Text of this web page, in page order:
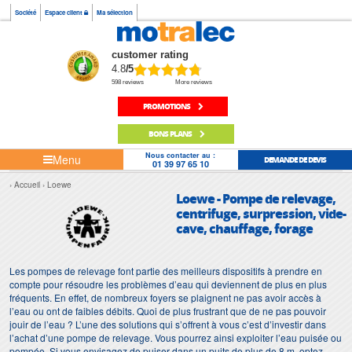
Société Espace client Ma sélection
customer rating
4.8/5
598 reviews More reviews
PROMOTIONS
BONS PLANS
Menu Nous contacter au :
01 39 97 65 10 DEMANDE DE DEVIS
Accueil Loewe
Loewe - Pompe de relevage,
centrifuge, surpression, vide-
cave, chauffage, forage
Les pompes de relevage font partie des meilleurs dispositifs à prendre en
compte pour résoudre les problèmes d’eau qui deviennent de plus en plus
fréquents. En effet, de nombreux foyers se plaignent ne pas avoir accès à
l’eau ou ont de faibles débits. Quoi de plus frustrant que de ne pas pouvoir
jouir de l’eau ? L’une des solutions qui s’offrent à vous c’est d’investir dans
l’achat d’une pompe de relevage. Vous pourrez ainsi exploiter l’eau puisée ou